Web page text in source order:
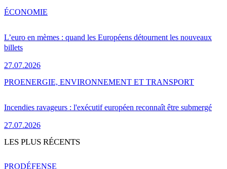
L’euro en mèmes : quand les Européens détournent les nouveaux
billets
27.07.2026
ÉCONOMIE
Incendies ravageurs : l'exécutif européen reconnaît être submergé
27.07.2026
PROENERGIE, ENVIRONNEMENT ET TRANSPORT
LES PLUS RÉCENTS
PRODÉFENSE